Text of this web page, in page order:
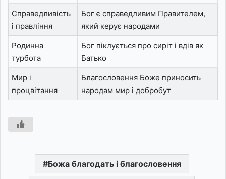
Справедливість
і правління
Бог є справедливим Правителем,
який керує народами
Родинна
турбота
Бог піклується про сиріт і вдів як
Батько
Мир і
процвітання
Благословення Боже приносить
народам мир і добробут
Божа благодать і благословення